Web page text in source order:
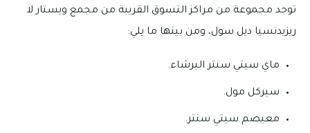
توجد مجموعة من مراكز التسوق القريبة من مجمع ويستار لا
ريزيدنسيا ديل سول، ومن بينها ما يلي:
ماي سيتي سنتر البرشاء.
سيركل مول.
معيصم سيتي سنتر.